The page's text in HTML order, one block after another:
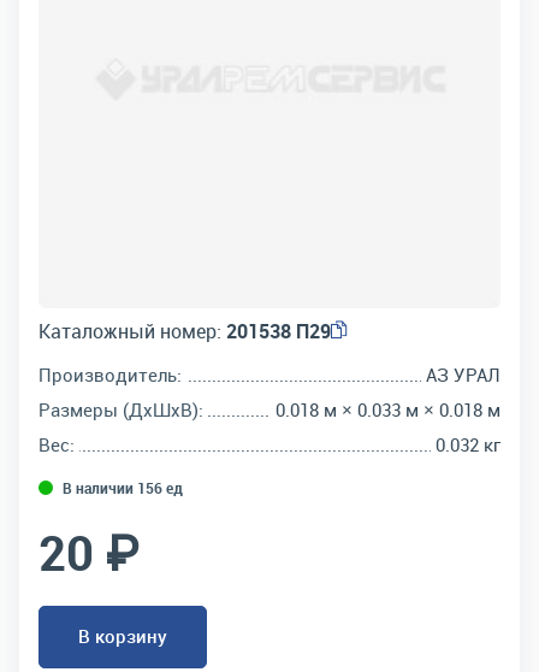
Каталожный номер: 201538 П29
Производитель:
АЗ УРАЛ
Размеры (ДхШхВ):
0.018 м × 0.033 м × 0.018 м
Вес:
0.032 кг
В наличии 156 ед
20 ₽
В корзину